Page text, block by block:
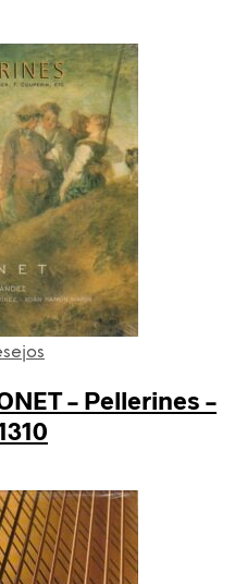
– Pellerines –